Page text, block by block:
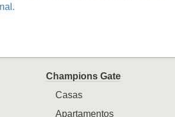
Champions Gate
Casas
Apartamentos